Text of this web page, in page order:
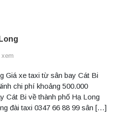
Giá xe taxi từ sân bay Cát Bi
chi phí khoảng 500.000
Cát Bi về thành phố Hạ Long
đài taxi 0347 66 88 99 sân […]